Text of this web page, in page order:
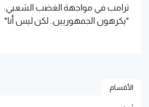
ترامب في مواجهة الغضب الشعبي:
"يكرهون الجمهوريين.. لكن ليس أنا"
الأقسام